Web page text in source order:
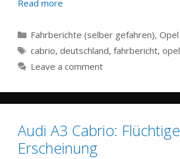
Read more
Categories
Fahrberichte (selber gefahren), Opel
Tags
cabrio, deutschland, fahrbericht, opel
Leave a comment
Audi A3 Cabrio: Flüchtige
Erscheinung